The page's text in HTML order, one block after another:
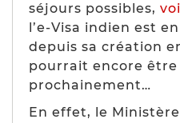
séjours possibles,
l’e-Visa indien est
depuis sa création
pourrait encore être
prochainement…
En effet, le